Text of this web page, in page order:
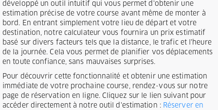
développé un outil intuitif qui vous permet d'obtenir une
estimation précise de votre course avant même de monter à
bord. En entrant simplement votre lieu de départ et votre
destination, notre calculateur vous fournira un prix estimatif
basé sur divers facteurs tels que la distance, le trafic et l'heure
de la journée. Cela vous permet de planifier vos déplacements
en toute confiance, sans mauvaises surprises.
Pour découvrir cette fonctionnalité et obtenir une estimation
immédiate de votre prochaine course, rendez-vous sur notre
page de réservation en ligne. Cliquez sur le lien suivant pour
accéder directement à notre outil d'estimation : Réserver en